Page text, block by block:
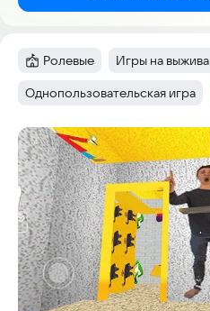
Категория:
Ролевые Тег:
Игры на
Тег:
Однопользовательская игра
Скриншоты